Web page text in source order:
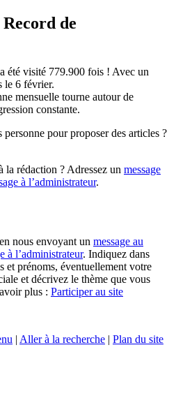
de
été visité 779.900 fois ! Avec un
le 6 février.
mensuelle tourne autour de
constante.
pour proposer des articles ?
la rédaction ? Adressez un message
à l’administrateur.
nous envoyant un message au
à l’administrateur. Indiquez dans
et prénoms, éventuellement votre
et décrivez le thème que vous
plus : Participer au site
| Aller à la recherche | Plan du site